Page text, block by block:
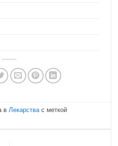
вЛекарствас меткой